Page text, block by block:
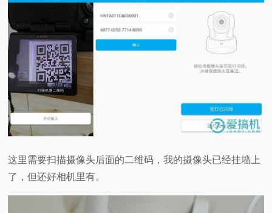
这里需要扫描摄像头后面的二维码，我的摄像头已经挂墙上
了，但还好相机里有。